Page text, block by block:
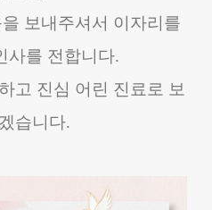
보내주셔서 이자리를
사를 전합니다.
고 진심 어린 진료로 보
습니다.